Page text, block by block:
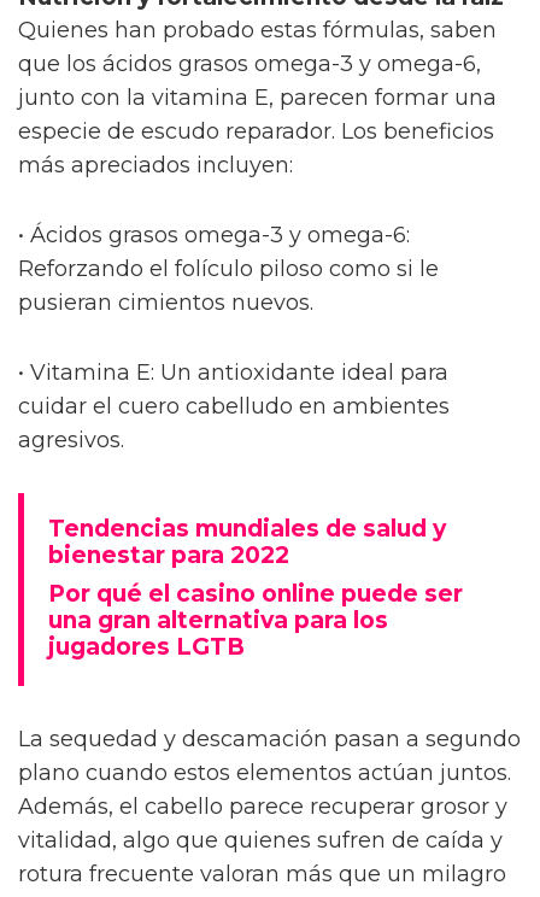
Nutrición y fortalecimiento desde la raíz
Quienes han probado estas fórmulas, saben
que los ácidos grasos omega-3 y omega-6,
junto con la vitamina E, parecen formar una
especie de escudo reparador. Los beneficios
más apreciados incluyen:
• Ácidos grasos omega-3 y omega-6:
Reforzando el folículo piloso como si le
pusieran cimientos nuevos.
• Vitamina E: Un antioxidante ideal para
cuidar el cuero cabelludo en ambientes
agresivos.
Tendencias mundiales de salud y
bienestar para 2022
Por qué el casino online puede ser
una gran alternativa para los
jugadores LGTB
La sequedad y descamación pasan a segundo
plano cuando estos elementos actúan juntos.
Además, el cabello parece recuperar grosor y
vitalidad, algo que quienes sufren de caída y